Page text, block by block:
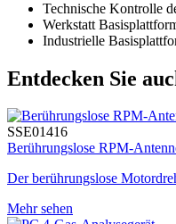
Technische Kontrolle
Werkstatt
Industrielle
Entdecken Sie
SSE01416
Berührungslose RPM-
Der berührungslose
Mehr sehen